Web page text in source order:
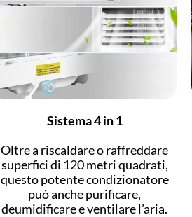
Sistema 4 in 1
Oltre a riscaldare o raffreddare
superfici di 120 metri quadrati,
questo potente condizionatore
può anche purificare,
deumidificare e ventilare l’aria.